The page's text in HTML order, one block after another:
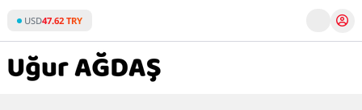
content
USD47.62 TRY